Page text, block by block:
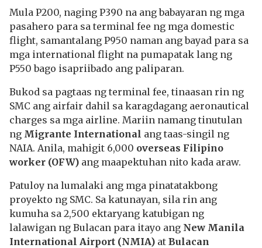
Mula P200, naging P390 na ang babayaran ng mga
pasahero para sa terminal fee ng mga domestic
flight, samantalang P950 naman ang bayad para sa
mga international flight na pumapatak lang ng
P550 bago isapriibado ang paliparan.
Bukod sa pagtaas ng terminal fee, tinaasan rin ng
SMC ang airfair dahil sa karagdagang aeronautical
charges sa mga airline. Mariin namang tinutulan
ng Migrante International ang taas-singil ng
NAIA. Anila, mahigit 6,000 overseas Filipino
worker (OFW) ang maapektuhan nito kada araw.
Patuloy na lumalaki ang mga pinatatakbong
proyekto ng SMC. Sa katunayan, sila rin ang
kumuha sa 2,500 ektaryang katubigan ng
lalawigan ng Bulacan para itayo ang New Manila
International Airport (NMIA) at Bulacan